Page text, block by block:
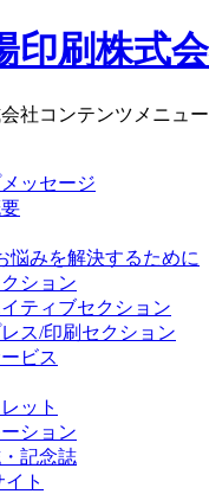
社コンテンツメニュー
メッセージ
ション
ティブセクション
ス/印刷セクション
ット
ション
記念誌
ト